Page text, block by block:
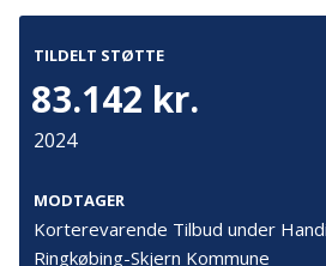
TILDELT STØTTE
83.142 kr.
2024
MODTAGER
Korterevarende Tilbud under
Ringkøbing-Skjern Kommune
Tilmeld nyhedsbrev
De seneste nyheder om TrygFondens
Tilmeld